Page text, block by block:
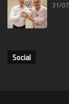
31/
Social